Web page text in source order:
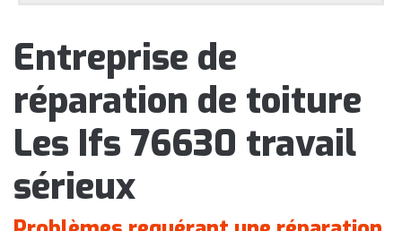
Entreprise de
réparation de toiture
Les Ifs 76630 travail
sérieux